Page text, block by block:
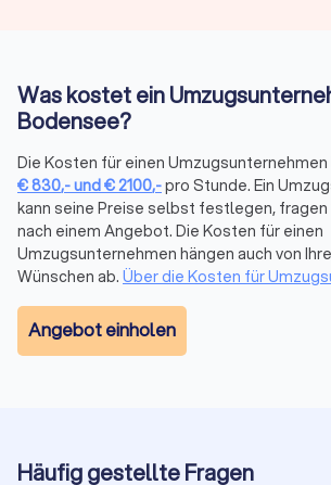
Richtwerte
Umzugshelfer 25–40 € pro Stunde
Möbelpacker 30–50 € pro Stunde
LKW mit
Fahrer
50–100 € pro Stunde
Kilometerpauschale Fernumzug: 0,50 bis
Was kostet ein
Bodensee?
Die Kosten für einen
€830,-und€2100,-pro Stunde. Ein
kann seine Preise selbst festlegen, fragen
nach einem Angebot. Die Kosten für einen
Umzugsunternehmen hängen auch von
Wünschen ab. Über die Kosten für
Angebot einholen
Häufig gestellte Fragen